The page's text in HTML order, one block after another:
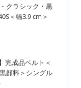
クラシック・黒
＜幅3.9 cm＞
完成品ベルト＜
顔料＞シングル